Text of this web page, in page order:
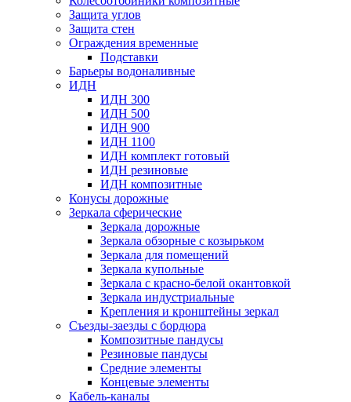
Защита углов
Защита стен
Ограждения временные
Подставки
Барьеры водоналивные
ИДН
ИДН 300
ИДН 500
ИДН 900
ИДН 1100
ИДН комплект готовый
ИДН резиновые
ИДН композитные
Конусы дорожные
Зеркала сферические
Зеркала дорожные
Зеркала обзорные с козырьком
Зеркала для помещений
Зеркала купольные
Зеркала с красно-белой окантовкой
Зеркала индустриальные
Крепления и кронштейны зеркал
Съезды-заезды с бордюра
Композитные пандусы
Резиновые пандусы
Средние элементы
Концевые элементы
Кабель-каналы